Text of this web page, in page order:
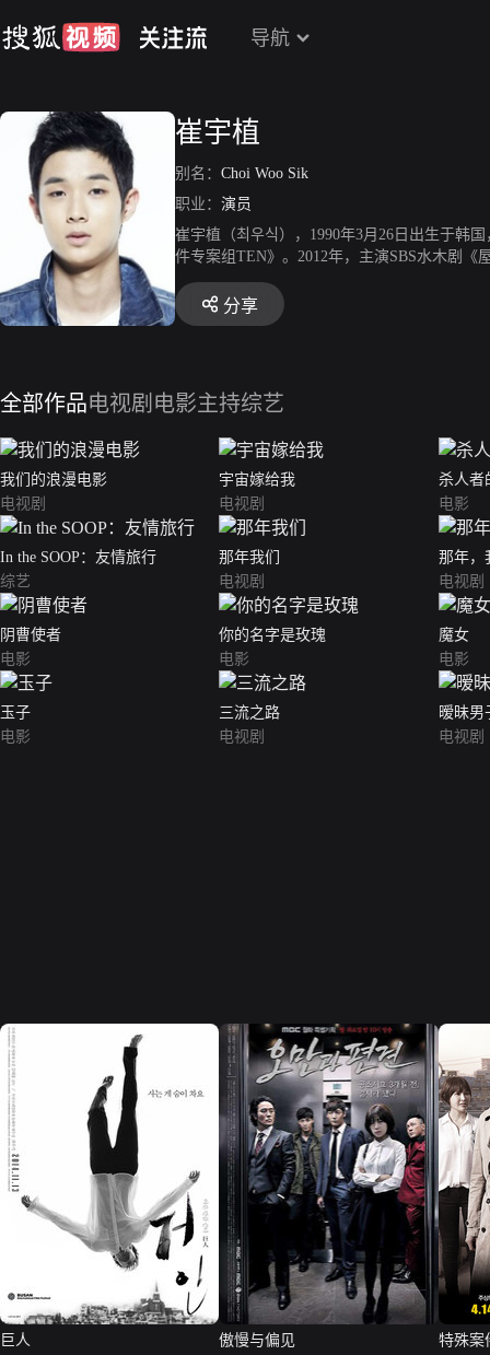
导航
崔宇植
别名： Choi Woo Sik
职业： 演员
崔宇植（최우식），1990年3月26日出生于韩
件专案组TEN》。2012年，主演SBS水木剧
《特殊案件专案组TEN2》。2014年，主演
届韩国青龙电影奖最佳新人男演员奖。2015
行》。2017年，主演漫改剧《暧昧男子》和
分享
全部作品电视剧 电影主持综艺
我们的浪漫电影
电视剧
宇宙嫁给我
电视剧
杀人者
电影
In the SOOP：友情旅行
综艺
那年我们
电视剧
那年，
电视剧
阴曹使者
电影
你的名字是玫瑰
电影
魔女
电影
玉子
电影
三流之路
电视剧
暧昧男
电视剧
巨人
傲慢与偏见
特殊案